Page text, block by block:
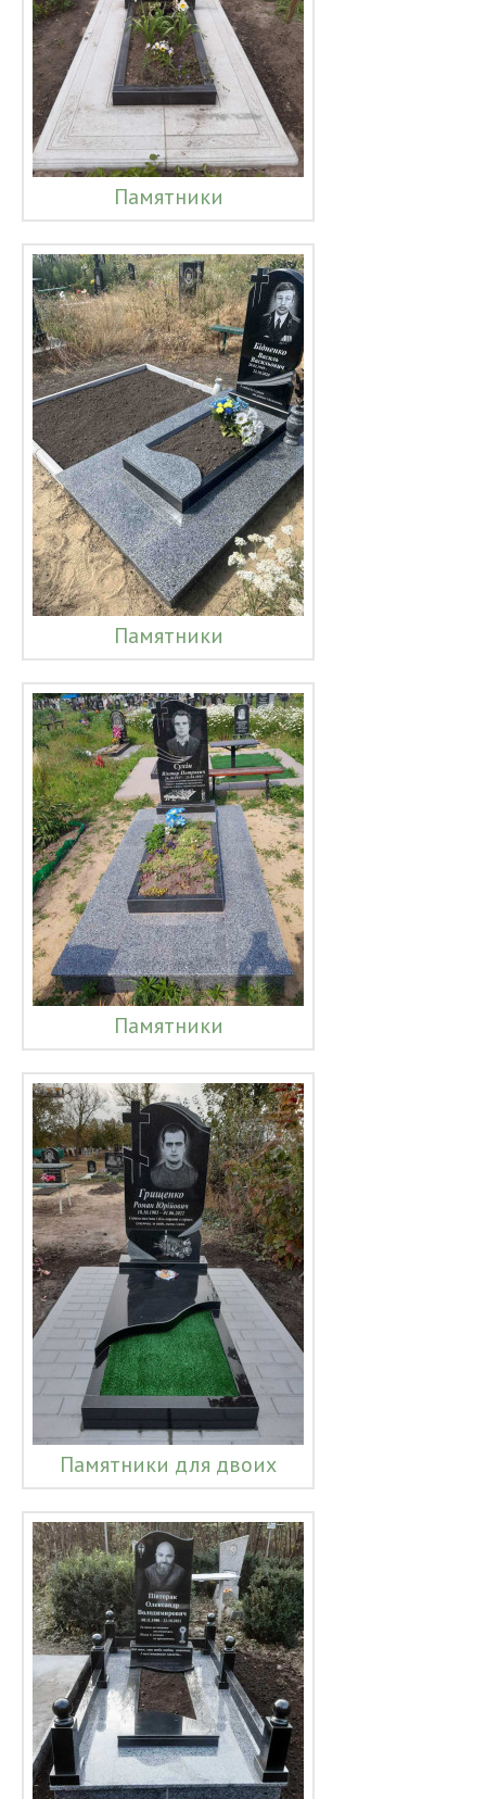
Памятники
Памятники
Памятники
Памятники для двоих